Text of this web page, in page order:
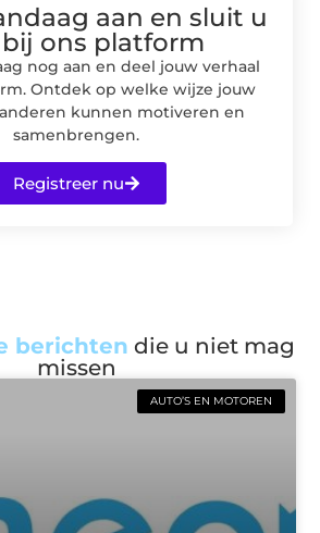
aan en sluit u
ons platform
nog aan en deel jouw verhaal
Ontdek op welke wijze jouw
kunnen motiveren en
samenbrengen.
Registreer nu
berichten die u niet mag
missen
AUTO’S EN MOTOREN